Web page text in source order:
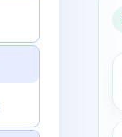
gọn